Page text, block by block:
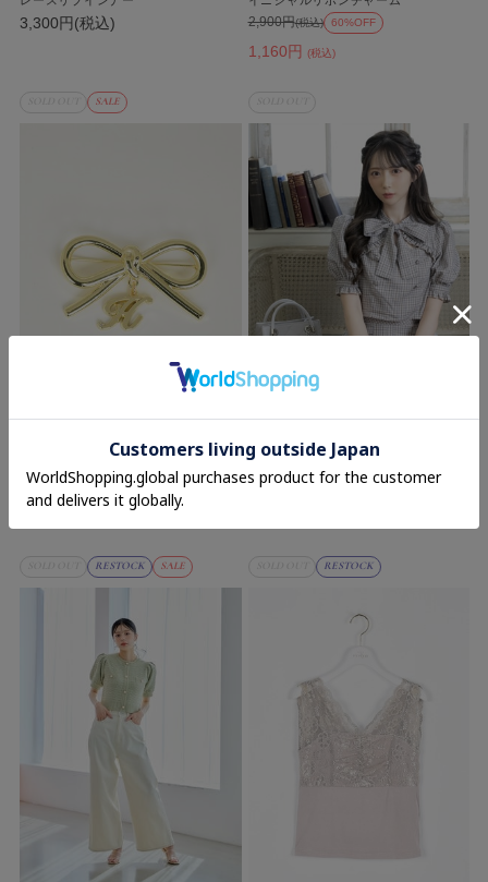
3,300円(税込)
1,160円 (税込)
2,900円(税込) 60%OFF
SALE
2,900円 60%OFF
ロゴチャームバッグ
8,900円(税込)
RESTOCK SALE RESTOCK